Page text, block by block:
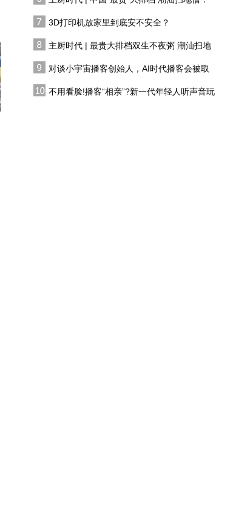
探店吉利博越，最低6万
能拿下，首推美好版
体验大升级，实地试驾地
儿”更浓了
实测探险者昆仑巅峰版：
3D打印机放家里到底安不安全？
主厨时代 | 最贵大排档双生不夜粥 潮汕扫地
对谈小宇宙播客创始人，AI时代播客会被取
不用看脸!播客“相亲”?新一代年轻人听声音玩